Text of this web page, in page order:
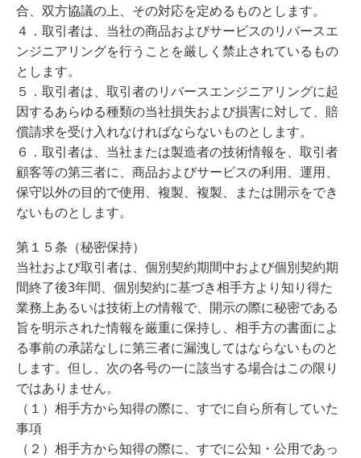
合、双方協議の上、その対応を定めるものとします。
４．取引者は、当社の商品およびサービスのリバースエ
ンジニアリングを行うことを厳しく禁止されているもの
とします。
５．取引者は、取引者のリバースエンジニアリングに起
因するあらゆる種類の当社損失および損害に対して、賠
償請求を受け入れなければならないものとします。
６．取引者は、当社または製造者の技術情報を、取引者
顧客等の第三者に、商品およびサービスの利用、運用、
保守以外の目的で使用、複製、複製、または開示をでき
ないものとします。
第１５条（秘密保持）
当社および取引者は、個別契約期間中および個別契約期
間終了後3年間、個別契約に基づき相手方より知り得た
業務上あるいは技術上の情報で、開示の際に秘密である
旨を明示された情報を厳重に保持し、相手方の書面によ
る事前の承諾なしに第三者に漏洩してはならないものと
します。但し、次の各号の一に該当する場合はこの限り
ではありません。
（１）相手方から知得の際に、すでに自ら所有していた
事項
（２）相手方から知得の際に、すでに公知・公用であっ